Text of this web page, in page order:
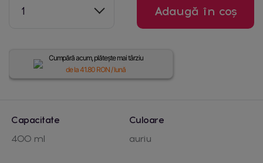
1 Adaugă în coș
Cumpără acum, plătește mai târziu
de la41.80 RON / lună
Capacitate
400 ml
Culoare
auriu